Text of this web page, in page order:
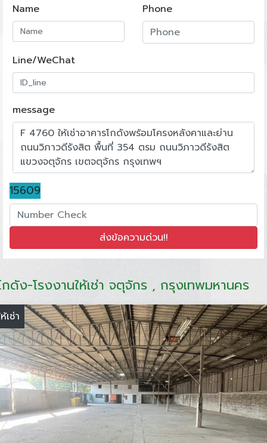
Name
Phone
Line/WeChat
message
15609
กดัง-โรงงานให้เช่า จตุจักร , กรุงเทพมหานคร
เช่า